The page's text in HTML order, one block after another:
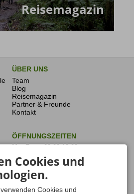
Reisemagazin
ÜBER UNS
Team
Blog
Reisemagazin
Partner & Freunde
Kontakt
ÖFFNUNGSZEITEN
Mo, Fr
09:00-13:00
Di, Do
09:00-16:00
Mittwoch
Sa, So
geschlossen
Cookies und
Cookies und